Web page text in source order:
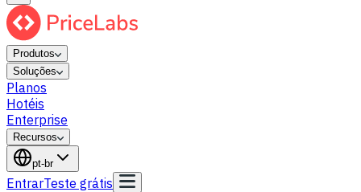
Produtos
Soluções
Planos
Hotéis
Enterprise
Recursos
pt-br
EntrarTeste grátis